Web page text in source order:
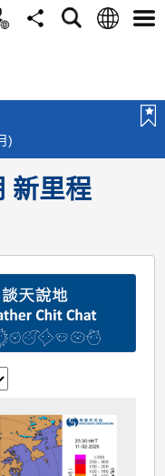
分
搜
语
选
)
新里程